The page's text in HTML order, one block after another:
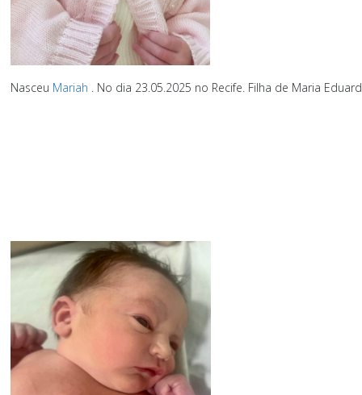
Nasceu Mariah . No dia 23.05.2025 no Recife. Filha de Maria